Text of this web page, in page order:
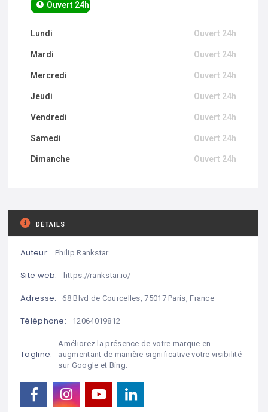
Ouvert 24h
Lundi Ouvert 24h
Mardi Ouvert 24h
Mercredi Ouvert 24h
Jeudi Ouvert 24h
Vendredi Ouvert 24h
Samedi Ouvert 24h
Dimanche Ouvert 24h
DÉTAILS
Auteur: Philip Rankstar
Site web: https://rankstar.io/
Adresse: 68 Blvd de Courcelles, 75017 Paris, France
Téléphone: 12064019812
Tagline:
Améliorez la présence de votre marque en
augmentant de manière significative votre visibilité
sur Google et Bing.